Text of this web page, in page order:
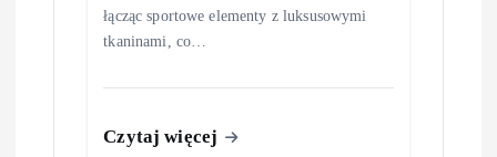
łącząc sportowe elementy z luksusowymi
tkaninami, co…
Czytaj więcej